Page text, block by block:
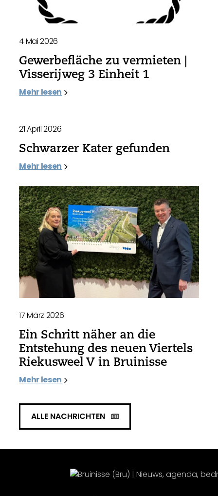
4 Mai 2026
Gewerbefläche zu vermieten |
Visserijweg 3 Einheit 1
Mehr lesen
21 April 2026
Schwarzer Kater gefunden
Mehr lesen
17 März 2026
Ein Schritt näher an die
Entstehung des neuen Viertels
Riekusweel V in Bruinisse
Mehr lesen
ALLE NACHRICHTEN